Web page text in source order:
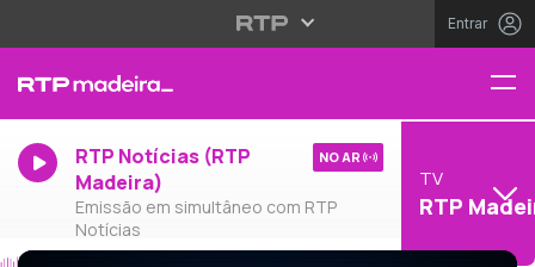
Entrar
RTP Notícias (RTP
Madeira)
Emissão em simultâneo com RTP
Notícias
NO AR
TV
RTP